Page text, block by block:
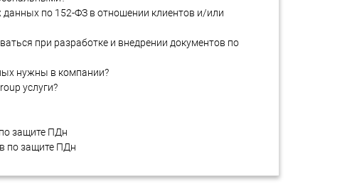
по 152-ФЗ в отношении клиентов и/или
при разработке и внедрении документов по
нужны в компании?
услуги?
защите ПДн
по защите ПДн